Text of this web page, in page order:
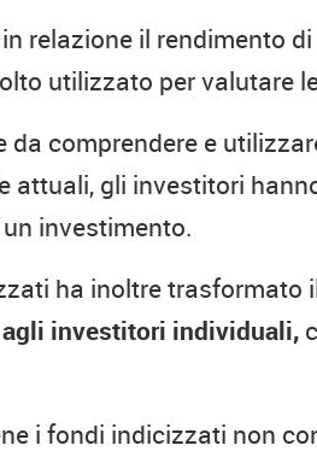
relazione il rendimento
utilizzato per valutare
da comprendere e
attuali, gli investitori
investimento.
ha inoltre trasformato
investitori individuali,
i fondi indicizzati non